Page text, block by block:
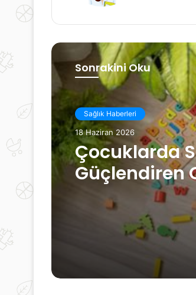
sitesi
Sonrakini Oku
Sağlık Haberleri
18 Haziran 2026
Çocuklarda
Güçlendiren
Aktiviteler
Öneriyoruz
18 Haziran 2026
Kadınlarda
Karşıtı
Uygulamalar